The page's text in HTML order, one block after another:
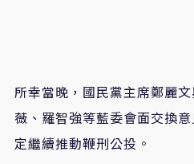
所幸當晚，國民黨主席鄭麗
薇、羅智強等藍委會面交換
定繼續推動鞭刑公投。